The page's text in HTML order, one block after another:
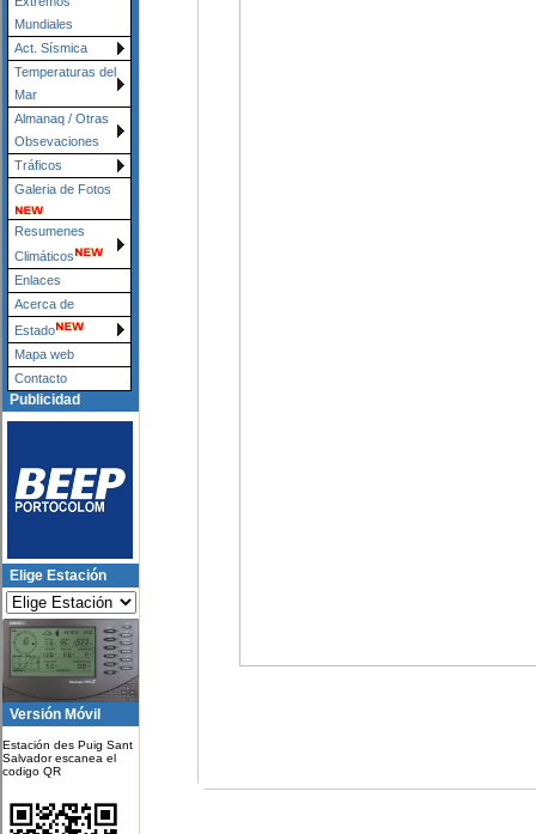
Mundiales
Act. Sísmica
Temperaturas del
Mar
Almanaq / Otras
Obsevaciones
Tráficos
Galeria de Fotos
Resumenes
Climáticos
Enlaces
Acerca de
Estado
Mapa web
Contacto
Publicidad
Elige Estación
Versión Móvil
Estación des Puig Sant
Salvador escanea el
codigo QR